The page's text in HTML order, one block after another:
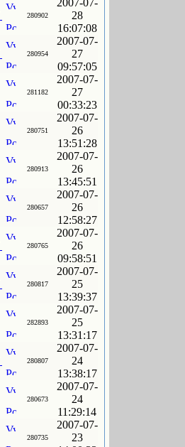
280902
2007-07-
28
16:07:08
280954
2007-07-
27
09:57:05
281182
2007-07-
27
00:33:23
280751
2007-07-
26
13:51:28
280913
2007-07-
26
13:45:51
280657
2007-07-
26
12:58:27
280765
2007-07-
26
09:58:51
280817
2007-07-
25
13:39:37
282893
2007-07-
25
13:31:17
280807
2007-07-
24
13:38:17
280673
2007-07-
24
11:29:14
280735
2007-07-
23